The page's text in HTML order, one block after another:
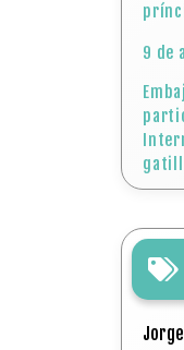
9 de